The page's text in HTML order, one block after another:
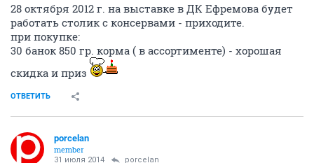
28 октября 2012 г. на выставке в ДК Ефремова будет
работать столик с консервами - приходите.
при покупке:
30 банок 850 гр. корма ( в ассортименте) - хорошая
скидка и приз
ОТВЕТИТЬ
porcelan
member
31 июля 2014 porcelan